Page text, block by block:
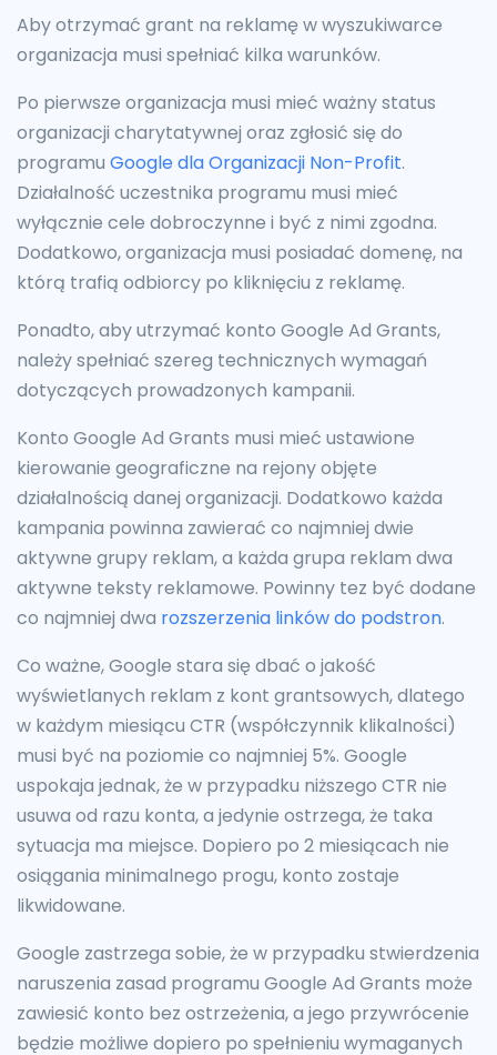
Aby otrzymać grant na reklamę w wyszukiwarce
organizacja musi spełniać kilka warunków.
Po pierwsze organizacja musi mieć ważny status
organizacji charytatywnej oraz zgłosić się do
programu Google dla Organizacji Non-Profit.
Działalność uczestnika programu musi mieć
wyłącznie cele dobroczynne i być z nimi zgodna.
Dodatkowo, organizacja musi posiadać domenę, na
którą trafią odbiorcy po kliknięciu z reklamę.
Ponadto, aby utrzymać konto Google Ad Grants,
należy spełniać szereg technicznych wymagań
dotyczących prowadzonych kampanii.
Konto Google Ad Grants musi mieć ustawione
kierowanie geograficzne na rejony objęte
działalnością danej organizacji. Dodatkowo każda
kampania powinna zawierać co najmniej dwie
aktywne grupy reklam, a każda grupa reklam dwa
aktywne teksty reklamowe. Powinny tez być dodane
co najmniej dwa rozszerzenia linków do podstron.
Co ważne, Google stara się dbać o jakość
wyświetlanych reklam z kont grantsowych, dlatego
w każdym miesiącu CTR (współczynnik klikalności)
musi być na poziomie co najmniej 5%. Google
uspokaja jednak, że w przypadku niższego CTR nie
usuwa od razu konta, a jedynie ostrzega, że taka
sytuacja ma miejsce. Dopiero po 2 miesiącach nie
osiągania minimalnego progu, konto zostaje
likwidowane.
Google zastrzega sobie, że w przypadku stwierdzenia
naruszenia zasad programu Google Ad Grants może
zawiesić konto bez ostrzeżenia, a jego przywrócenie
będzie możliwe dopiero po spełnieniu wymaganych